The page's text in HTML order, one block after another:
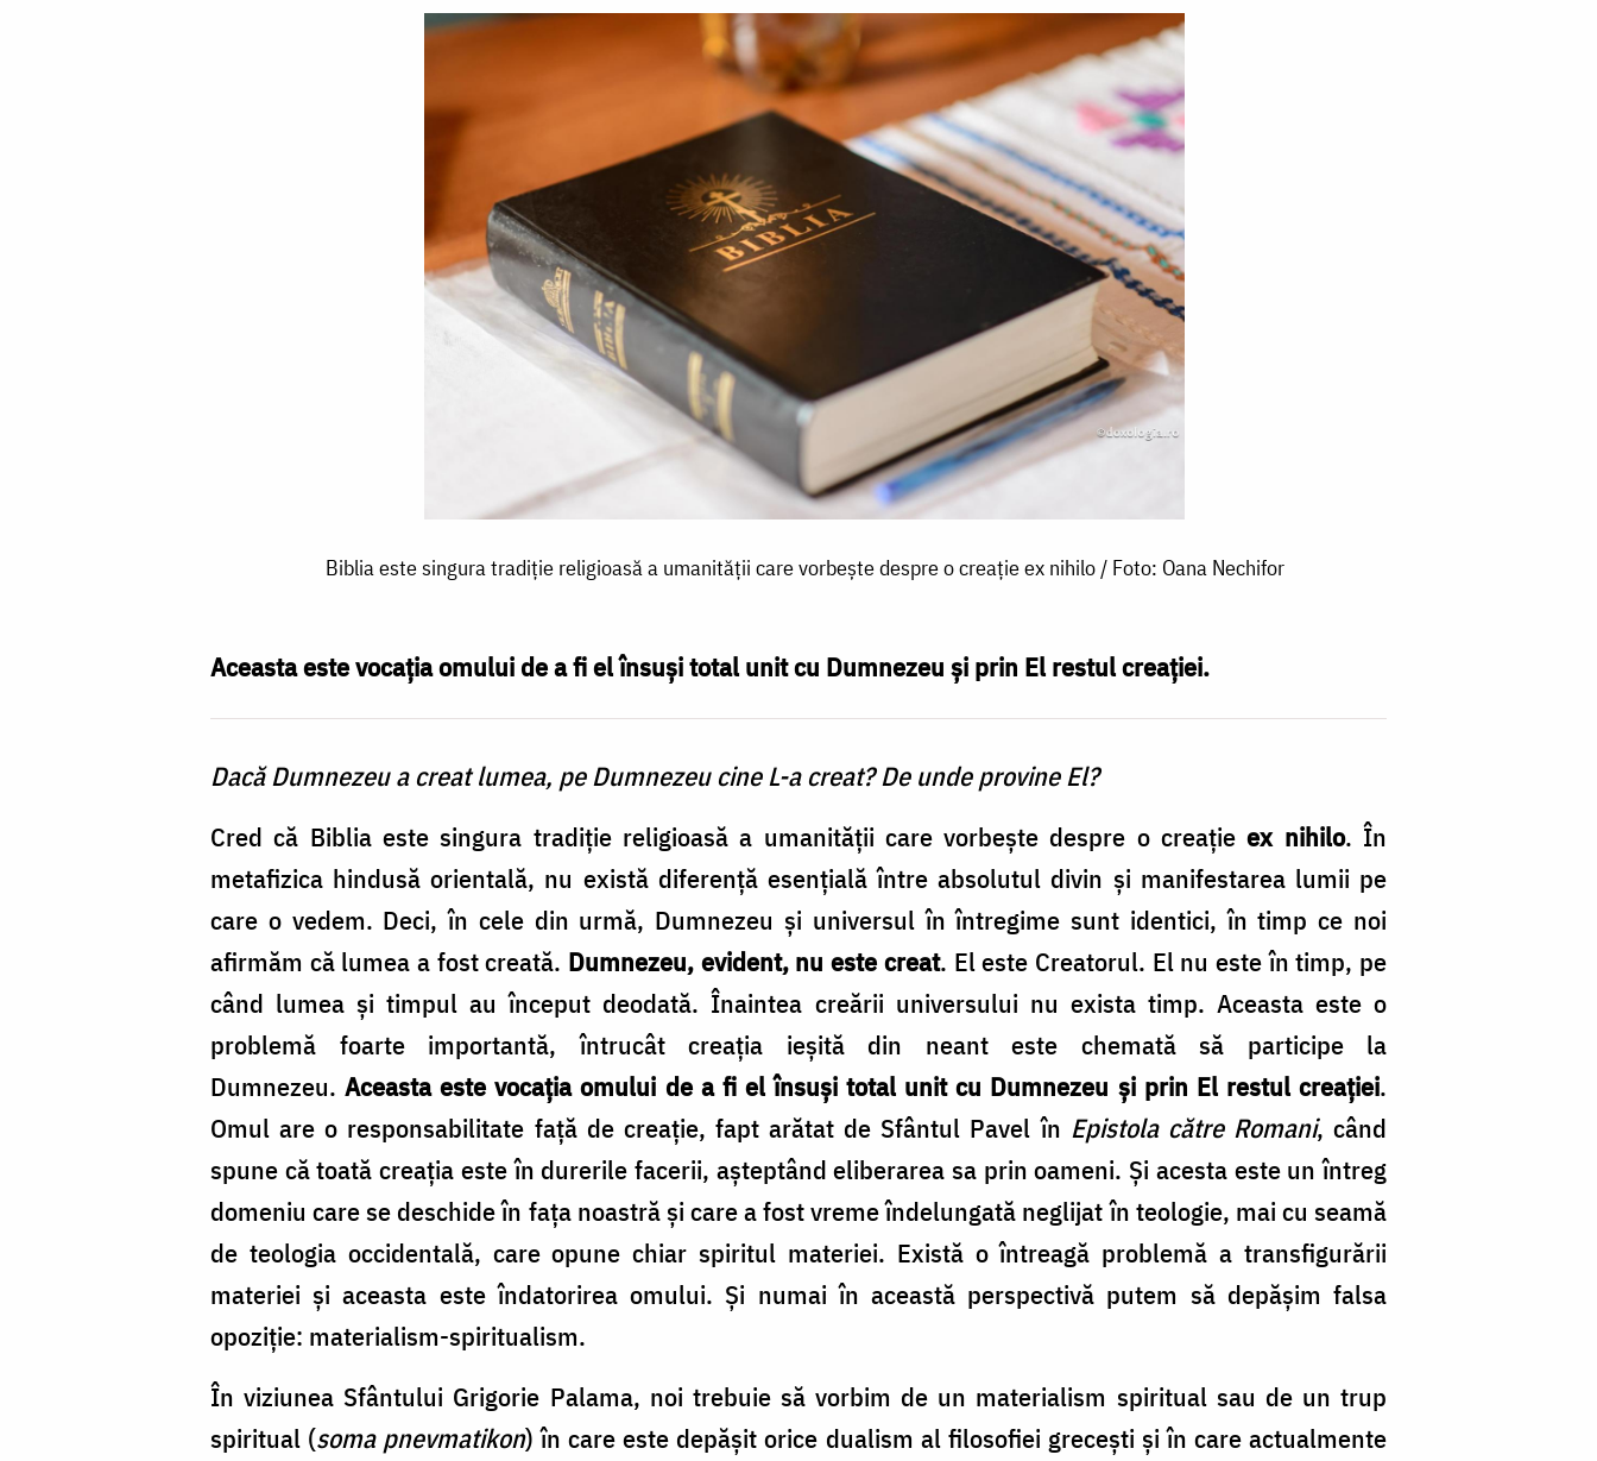
Biblia este singura tradiție religioasă a umanității care vorbește despre o creație ex nihilo / Foto: Oana Nechifor
Aceasta este vocația omului de a fi el însuși total unit cu Dumnezeu și prin El restul cre­ației.
Dacă Dumnezeu a creat lumea, pe Dumnezeu cine L-a creat? De unde provine El?­
Cred că Biblia este singura tradiție religioasă a umanității care vorbește despre o creațieex nihilo. În
metafizica hindusă orientală, nu există diferență esen­țială între absolutul divin și manifestarea lumii pe
care o vedem. Deci, în cele din urmă, Dumnezeu și uni­versul în întregime sunt identici, în timp ce noi
afirmăm că lumea a fost creată. Dumnezeu, evident, nu este creat. El este Creato­rul. El nu este în timp, pe
când lumea și timpul au început deodată. Înaintea creării universului nu exista timp. Aceasta este o
problemă foarte importantă, întrucât creația ieșită din neant este chemată să parti­cipe la
Dumnezeu.Aceasta este vocația omului de a fi el însuși total unit cu Dumnezeu și prin El restul cre­ației.
Omul are o responsabilitate față de creație, fapt arătat de Sfântul Pavel în Epistola către Romani, când
spune că toată creația este în durerile facerii, așteptând eliberarea sa prin oameni. Și acesta este un în­treg
domeniu care se deschide în fața noastră și care a fost vreme îndelungată neglijat în teologie, mai cu seamă
de teologia occidentală, care opune chiar spiri­tul materiei. Există o întreagă problemă a trans­figurării
materiei și aceasta este îndatorirea omului. Și numai în această perspectivă putem să depășim falsa
opoziție: materialism-spiritualism.
În viziunea Sfântului Grigorie Palama, noi trebuie să vorbim de un materialism spiritual sau de un trup
spiritual (soma pnevmatikon) în care este depășit ori­ce dualism al filosofiei grecești și în care actualmente